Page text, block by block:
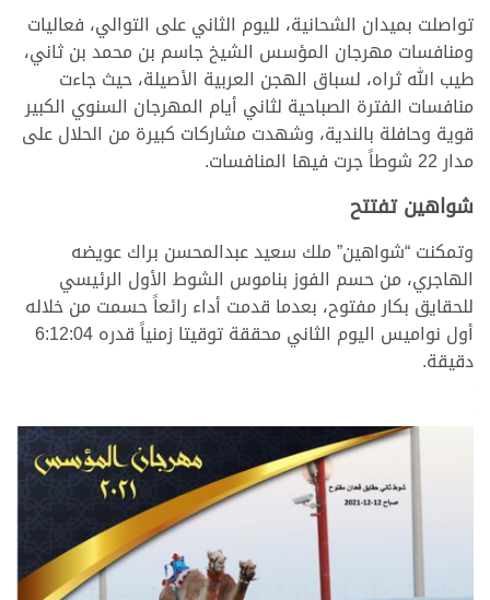
تواصلت بميدان الشحانية، لليوم الثاني على التوالي، فعاليات
ومنافسات مهرجان المؤسس الشيخ جاسم بن محمد بن ثاني،
طيب الله ثراه، لسباق الهجن العربية الأصيلة، حيث جاءت
منافسات الفترة الصباحية لثاني أيام المهرجان السنوي الكبير
قوية وحافلة بالندية، وشهدت مشاركات كبيرة من الحلال على
مدار 22 شوطاً جرت فيها المنافسات.
شواهين تفتتح
وتمكنت “شواهين” ملك سعيد عبدالمحسن براك عويضه
الهاجري، من حسم الفوز بناموس الشوط الأول الرئيسي
للحقايق بكار مفتوح، بعدما قدمت أداء رائعاً حسمت من خلاله
أول نواميس اليوم الثاني محققة توقيتا زمنياً قدره 6:12:04
دقيقة.